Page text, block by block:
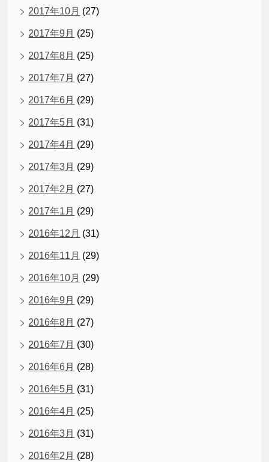
2017年10月 (27)
2017年9月 (25)
2017年8月 (25)
2017年7月 (27)
2017年6月 (29)
2017年5月 (31)
2017年4月 (29)
2017年3月 (29)
2017年2月 (27)
2017年1月 (29)
2016年12月 (31)
2016年11月 (29)
2016年10月 (29)
2016年9月 (29)
2016年8月 (27)
2016年7月 (30)
2016年6月 (28)
2016年5月 (31)
2016年4月 (25)
2016年3月 (31)
2016年2月 (28)